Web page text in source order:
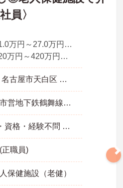
員〉
月収 21.0万円～27.0万円程度 諸手当込
年収 320万円～420万円程度 諸手当・賞与込
愛知県 名古屋市天白区 大坪2丁目601番地
名古屋市営地下鉄鶴舞線「塩釜口駅」徒歩10分
■学歴・資格・経験不問 ■普通自動車免許
正職員)
保健施設（老健）